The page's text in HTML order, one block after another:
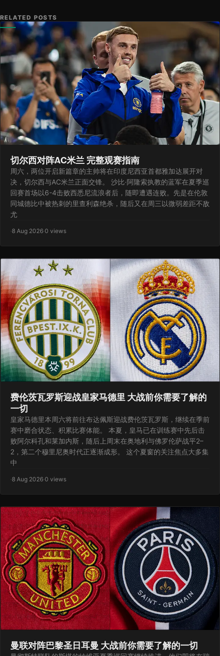
RELATED POSTS
切尔西对阵AC米兰 完整观赛指南
周六，两位开启新篇章的主帅将在印度尼西亚首都雅加达展开对
决，切尔西与AC米兰正面交锋。 沙比·阿隆索执教的蓝军在夏季巡
回赛首场以6-4击败西悉尼流浪者后，随即遭遇连败。先是在伦敦
同城德比中被热刺的里查利森绝杀，随后又在周三以微弱差距不敌
尤
·8 Aug 2026·0 views
费伦茨瓦罗斯迎战皇家马德里 大战前你需要了解的
一切
皇家马德里本周六将前往布达佩斯迎战费伦茨瓦罗斯，继续在季前
赛中磨合状态、积累比赛体能。 本夏，皇马已在训练赛中先后击
败阿尔科孔和莱加内斯，随后上周末在奥地利与佛罗伦萨战平2–
2，第二个穆里尼奥时代正逐渐成形。 这个夏窗的关注焦点大多集
中
·8 Aug 2026·0 views
曼联对阵巴黎圣日耳曼 大战前你需要了解的一切